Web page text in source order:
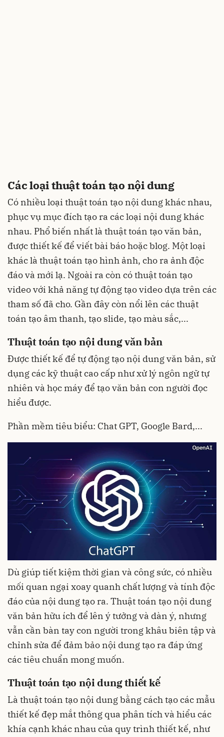
Các loại thuật toán tạo nội dung
Có nhiều loại thuật toán tạo nội dung khác nhau,
phục vụ mục đích tạo ra các loại nội dung khác
nhau. Phổ biến nhất là thuật toán tạo văn bản,
được thiết kế để viết bài báo hoặc blog. Một loại
khác là thuật toán tạo hình ảnh, cho ra ảnh độc
đáo và mới lạ. Ngoài ra còn có thuật toán tạo
video với khả năng tự động tạo video dựa trên các
tham số đã cho. Gần đây còn nổi lên các thuật
toán tạo âm thanh, tạo slide, tạo màu sắc,...
Thuật toán tạo nội dung văn bản
Được thiết kế để tự động tạo nội dung văn bản, sử
dụng các kỹ thuật cao cấp như xử lý ngôn ngữ tự
nhiên và học máy để tạo văn bản con người đọc
hiểu được.
Phần mềm tiêu biểu: Chat GPT, Google Bard,...
Dù giúp tiết kiệm thời gian và công sức, có nhiều
mối quan ngại xoay quanh chất lượng và tính độc
đáo của nội dung tạo ra. Thuật toán tạo nội dung
văn bản hữu ích để lên ý tưởng và dàn ý, nhưng
vẫn cần bàn tay con người trong khâu biên tập và
chỉnh sửa để đảm bảo nội dung tạo ra đáp ứng
các tiêu chuẩn mong muốn.
Thuật toán tạo nội dung thiết kế
Là thuật toán tạo nội dung bằng cách tạo các mẫu
thiết kế đẹp mắt thông qua phân tích và hiểu các
khía cạnh khác nhau của quy trình thiết kế, như